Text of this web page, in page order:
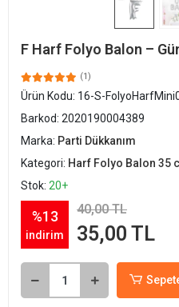
F Harf Folyo Balon –
(1)
Ürün Kodu: 16-S-
Barkod: 2020190004389
Marka: Parti Dükkanım
Kategori: Harf Folyo Balon 35
Stok: 20+
%13
indirim
40,00 TL
35,00 TL